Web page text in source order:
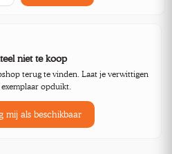
niet te koop
terug te vinden. Laat je verwittigen
opduikt.
mij als beschikbaar